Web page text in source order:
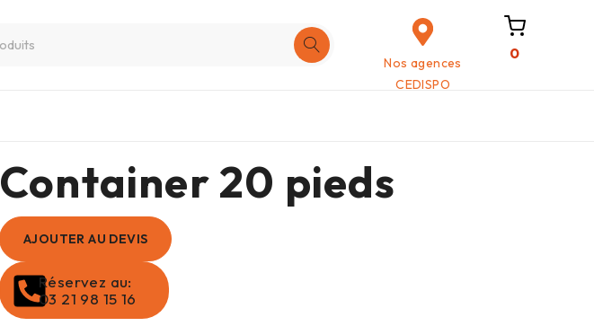
Nos agences
CEDISPO
0
Container 20 pieds
AJOUTER AU DEVIS
Réservez au:
03 21 98 15 16